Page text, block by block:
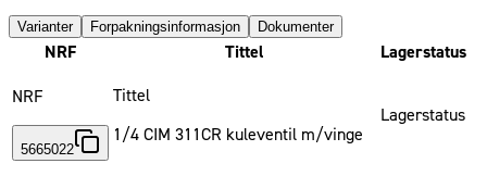
Varianter Forpakningsinformasjon Dokumenter
NRF Tittel Lagerstatus
NRF
5665022
Tittel
1/4 CIM 311CR kuleventil m/vinge
Lagerstatus